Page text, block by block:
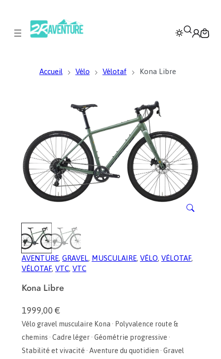
Accueil Vélo Vélotaf Kona Libre
AVENTURE, GRAVEL, MUSCULAIRE, VÉLO, VÉLOTAF
VÉLOTAF, VTC, VTC
Kona Libre
1999,00 €
Vélo gravel musculaire Kona · Polyvalence route &
chemins · Cadre léger · Géométrie progressive ·
Stabilité et vivacité · Aventure du quotidien · Gravel